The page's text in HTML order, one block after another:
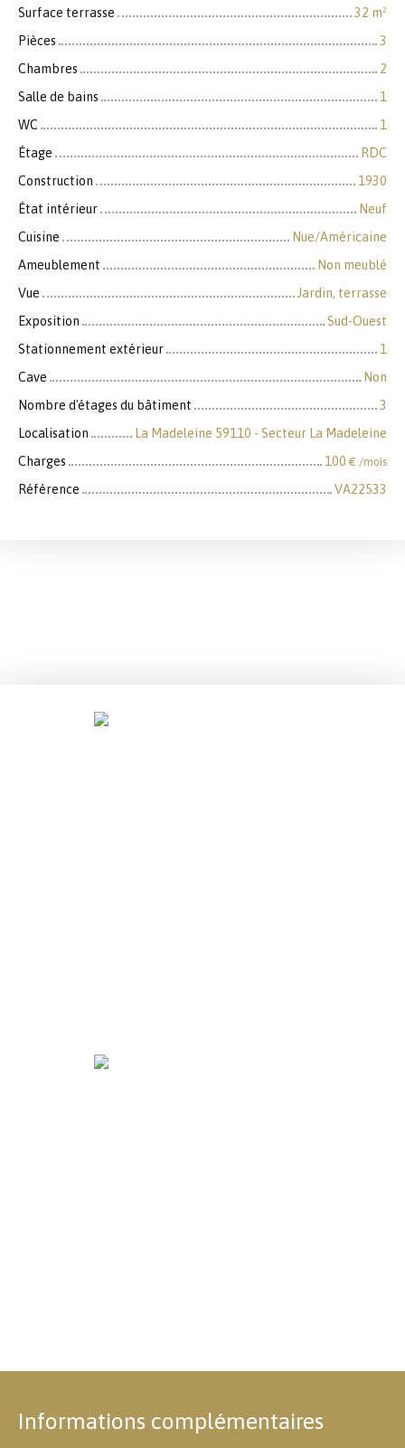
Surface terrasse
32 m²
Pièces
3
Chambres
2
Salle de bains
1
WC
1
Étage
RDC
Construction
1930
État intérieur
Neuf
Cuisine
Nue/Américaine
Ameublement
Non meublé
Vue
Jardin, terrasse
Exposition
Sud-Ouest
Stationnement extérieur
1
Cave
Non
Nombre d'étages du bâtiment
3
Localisation
La Madeleine 59110 - Secteur La Madeleine
Charges
100 € /mois
Référence VA22533
Informations complémentaires